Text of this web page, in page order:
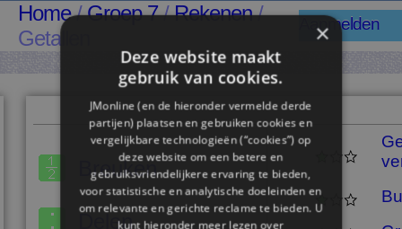
Home/Groep 7/Rekenen/
Getallen
Aanmelden
Breuken
Delen
×
Deze website maakt
gebruik van cookies.
JMonline (en de hieronder vermelde derde
partijen) plaatsen en gebruiken cookies en
vergelijkbare technologieën (“cookies”) op
deze website om een ​​betere en
gebruiksvriendelijkere ervaring te bieden,
voor statistische en analytische doeleinden en
om relevante en gerichte reclame te bieden. U
kunt hieronder meer lezen over